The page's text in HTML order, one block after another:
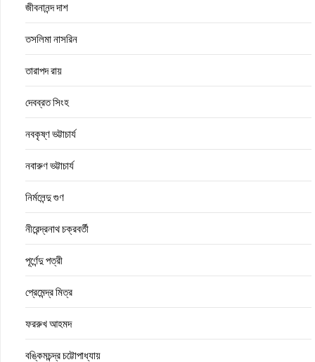
জীবনানন্দ দাশ
তসলিমা নাসরিন
তারাপদ রায়
দেবব্রত সিংহ
নবকৃষ্ণ ভট্টাচার্য
নবারুণ ভট্টাচার্য
নির্মলেন্দু গুণ
নীরেন্দ্রনাথ চক্রবর্তী
পূর্ণেন্দু পত্রী
প্রেমেন্দ্র মিত্র
ফররুখ আহমদ
বঙ্কিমচন্দ্র চট্টোপাধ্যায়